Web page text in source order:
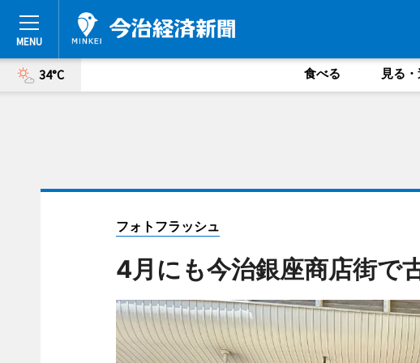
34°C 食べる 見る
フォトフラッシュ
4月にも今治銀座商店街で